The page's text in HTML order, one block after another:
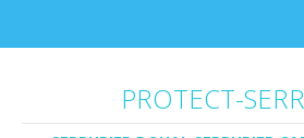
PROTECT-